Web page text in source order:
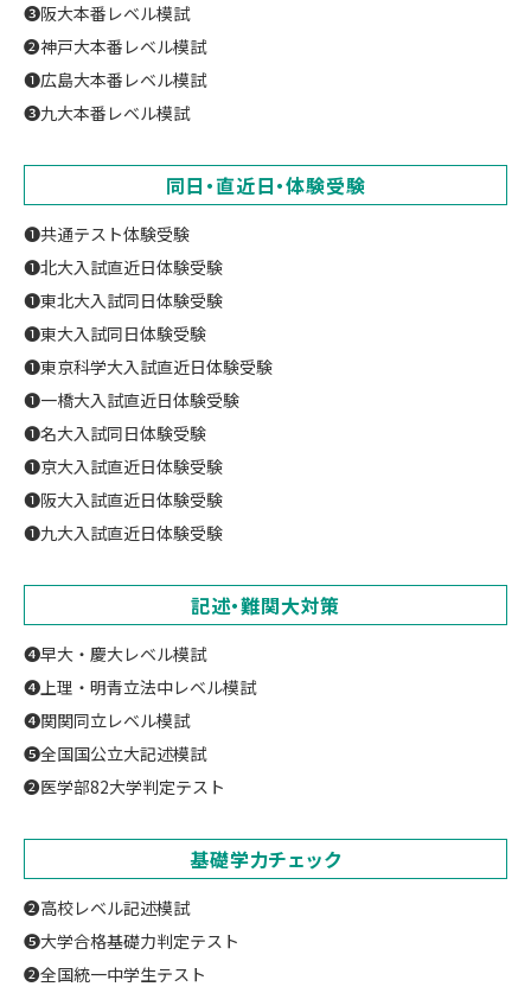
❸阪大本番レベル模試
❷神戸大本番レベル模試
❶広島大本番レベル模試
❸九大本番レベル模試
同日・直近日・体験受験
❶共通テスト体験受験
❶北大入試直近日体験受験
❶東北大入試同日体験受験
❶東大入試同日体験受験
❶東京科学大入試直近日体験受験
❶一橋大入試直近日体験受験
❶名大入試同日体験受験
❶京大入試直近日体験受験
❶阪大入試直近日体験受験
❶九大入試直近日体験受験
記述・難関大対策
❹早大・慶大レベル模試
❹上理・明青立法中レベル模試
❹関関同立レベル模試
❺全国国公立大記述模試
❷医学部82大学判定テスト
基礎学力チェック
❷高校レベル記述模試
❺大学合格基礎力判定テスト
❷全国統一中学生テスト